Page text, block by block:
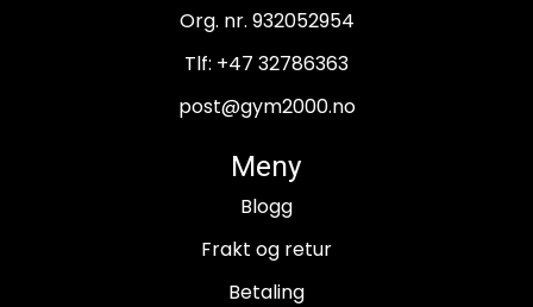
Org. nr. 932052954
Tlf: +47 32786363
post@gym2000.no
Meny
Blogg
Frakt og retur
Betaling